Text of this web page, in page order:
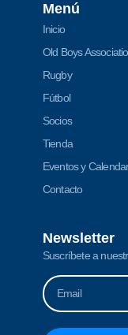
Menú
Inicio
Old Boys
Rugby
Fútbol
Socios
Tienda
Eventos y
Contacto
Newsletter
Suscríbete a